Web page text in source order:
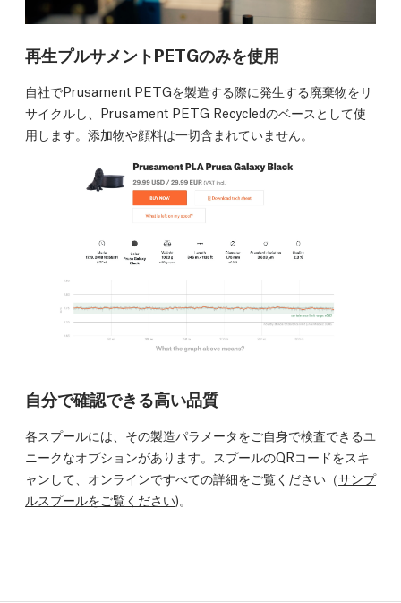
再生プルサメントPETGのみを使用
自社でPrusament PETGを製造する際に発生する廃棄物をリ
サイクルし、Prusament PETG Recycledのベースとして使
用します。添加物や顔料は一切含まれていません。
自分で確認できる高い品質
各スプールには、その製造パラメータをご自身で検査できるユ
ニークなオプションがあります。スプールのQRコードをスキ
ャンして、オンラインですべての詳細をご覧ください（サンプ
ルスプールをご覧ください)。